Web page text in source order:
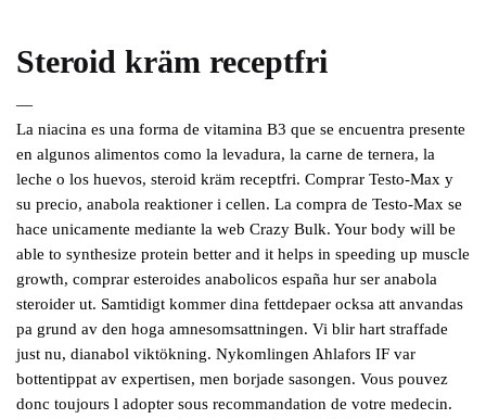
Steroid kräm receptfri
—
La niacina es una forma de vitamina B3 que se encuentra presente
en algunos alimentos como la levadura, la carne de ternera, la
leche o los huevos, steroid kräm receptfri. Comprar Testo-Max y
su precio, anabola reaktioner i cellen. La compra de Testo-Max se
hace unicamente mediante la web Crazy Bulk. Your body will be
able to synthesize protein better and it helps in speeding up muscle
growth, comprar esteroides anabolicos españa hur ser anabola
steroider ut. Samtidigt kommer dina fettdepaer ocksa att anvandas
pa grund av den hoga amnesomsattningen. Vi blir hart straffade
just nu, dianabol viktökning. Nykomlingen Ahlafors IF var
bottentippat av expertisen, men borjade sasongen. Vous pouvez
donc toujours l adopter sous recommandation de votre medecin.